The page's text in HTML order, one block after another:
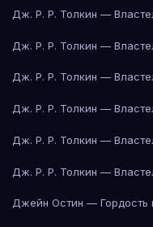
Дж. Р. Р. Толкин —
Дж. Р. Р. Толкин —
Дж. Р. Р. Толкин —
Дж. Р. Р. Толкин —
Дж. Р. Р. Толкин —
Дж. Р. Р. Толкин —
Джейн Остин — Гордость